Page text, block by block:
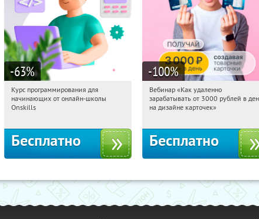
-63%
02:12:10 Получили:
Россия
Курс программирования для
начинающих от онлайн-школы
Onskills
Бесплатно
-100%
02:12:10 Получили:
Россия
Вебинар «Как удаленно
зарабатывать от 3000 рублей в
на дизайне карточек»
Бесплатно